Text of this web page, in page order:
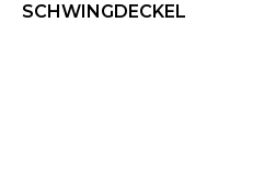
SCHWINGDECKEL